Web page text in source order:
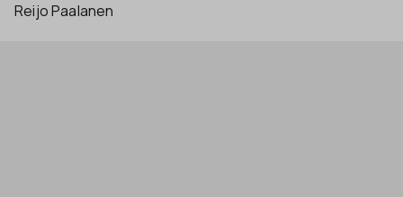
Reijo Paalanen